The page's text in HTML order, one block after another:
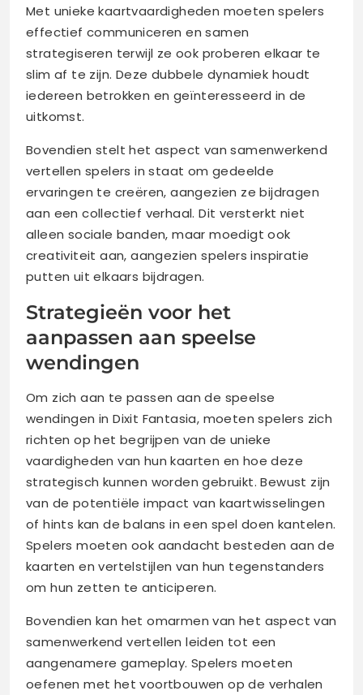
Met unieke kaartvaardigheden moeten spelers
effectief communiceren en samen
strategiseren terwijl ze ook proberen elkaar te
slim af te zijn. Deze dubbele dynamiek houdt
iedereen betrokken en geïnteresseerd in de
uitkomst.
Bovendien stelt het aspect van samenwerkend
vertellen spelers in staat om gedeelde
ervaringen te creëren, aangezien ze bijdragen
aan een collectief verhaal. Dit versterkt niet
alleen sociale banden, maar moedigt ook
creativiteit aan, aangezien spelers inspiratie
putten uit elkaars bijdragen.
Strategieën voor het
aanpassen aan speelse
wendingen
Om zich aan te passen aan de speelse
wendingen in Dixit Fantasia, moeten spelers zich
richten op het begrijpen van de unieke
vaardigheden van hun kaarten en hoe deze
strategisch kunnen worden gebruikt. Bewust zijn
van de potentiële impact van kaartwisselingen
of hints kan de balans in een spel doen kantelen.
Spelers moeten ook aandacht besteden aan de
kaarten en vertelstijlen van hun tegenstanders
om hun zetten te anticiperen.
Bovendien kan het omarmen van het aspect van
samenwerkend vertellen leiden tot een
aangenamere gameplay. Spelers moeten
oefenen met het voortbouwen op de verhalen